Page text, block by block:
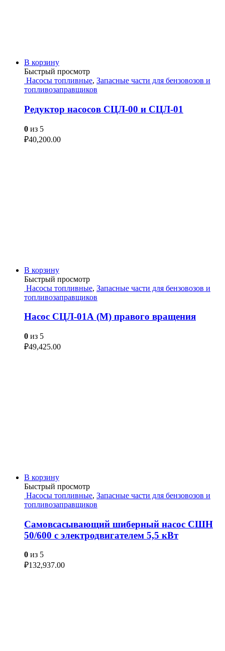
В корзину
Быстрый просмотр
Насосы топливные, Запасные части для бензовозов и
топливозаправщиков
Редуктор насосов СЦЛ-00 и СЦЛ-01
0 из 5
₽40,200.00
В корзину
Быстрый просмотр
Насосы топливные, Запасные части для бензовозов и
топливозаправщиков
Насос СЦЛ-01А (М) правого вращения
0 из 5
₽49,425.00
В корзину
Быстрый просмотр
Насосы топливные, Запасные части для бензовозов и
топливозаправщиков
Самовсасывающий шиберный насос СШН
50/600 с электродвигателем 5,5 кВт
0 из 5
₽132,937.00